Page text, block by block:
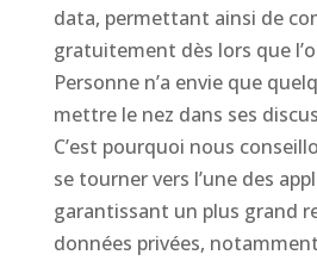
data, permettant ainsi de
gratuitement dès lors que
Personne n’a envie que
mettre le nez dans ses
C’est pourquoi nous
se tourner vers l’une des
garantissant un plus grand
données privées,